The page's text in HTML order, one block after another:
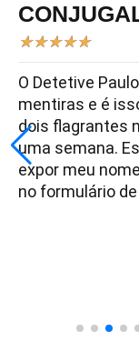
★★★★★
O Detetive
mentiras e é
dois flagrantes
uma semana.
expor meu
no formulário